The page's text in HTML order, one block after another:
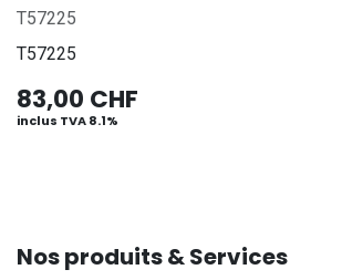
T57225
T57225
83,00 CHF
inclus TVA 8.1%
Nos produits & Services